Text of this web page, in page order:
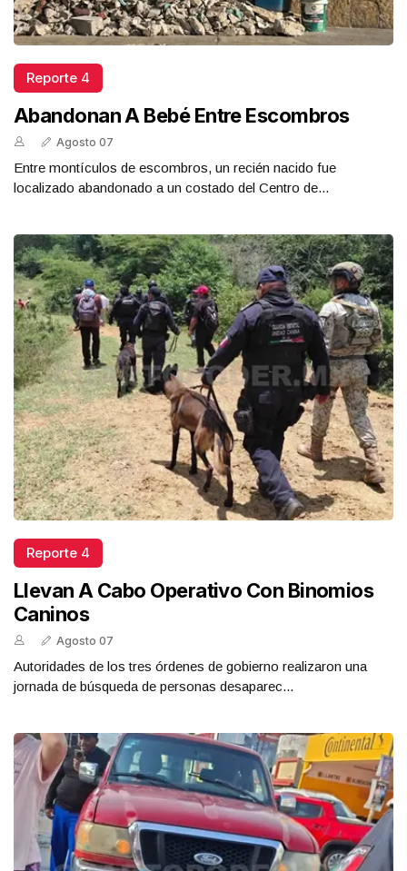
Reporte 4
Abandonan A Bebé Entre Escombros
Agosto 07
Entre montículos de escombros, un recién nacido fue
localizado abandonado a un costado del Centro de...
Reporte 4
Llevan A Cabo Operativo Con Binomios
Caninos
Agosto 07
Autoridades de los tres órdenes de gobierno realizaron una
jornada de búsqueda de personas desaparec...